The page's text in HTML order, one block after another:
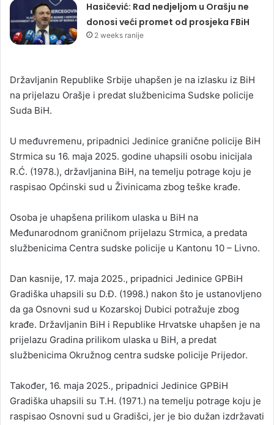
Hasičević: Rad nedjeljom u Orašju ne
donosi veći promet od prosjeka FBiH
2 weeks ranije
Državljanin Republike Srbije uhapšen je na izlasku iz BiH
na prijelazu Orašje i predat službenicima Sudske policije
Suda BiH.
U međuvremenu, pripadnici Jedinice granične policije BiH
Strmica su 16. maja 2025. godine uhapsili osobu inicijala
R.Ć. (1978.), državljanina BiH, na temelju potrage koju je
raspisao Općinski sud u Živinicama zbog teške krađe.
Osoba je uhapšena prilikom ulaska u BiH na
Međunarodnom graničnom prijelazu Strmica, a predata
službenicima Centra sudske policije u Kantonu 10 – Livno.
Dan kasnije, 17. maja 2025., pripadnici Jedinice GPBiH
Gradiška uhapsili su D.Đ. (1998.) nakon što je ustanovljeno
da ga Osnovni sud u Kozarskoj Dubici potražuje zbog
krađe. Državljanin BiH i Republike Hrvatske uhapšen je na
prijelazu Gradina prilikom ulaska u BiH, a predat
službenicima Okružnog centra sudske policije Prijedor.
Također, 16. maja 2025., pripadnici Jedinice GPBiH
Gradiška uhapsili su T.H. (1971.) na temelju potrage koju je
raspisao Osnovni sud u Gradišci, jer je bio dužan izdržavati